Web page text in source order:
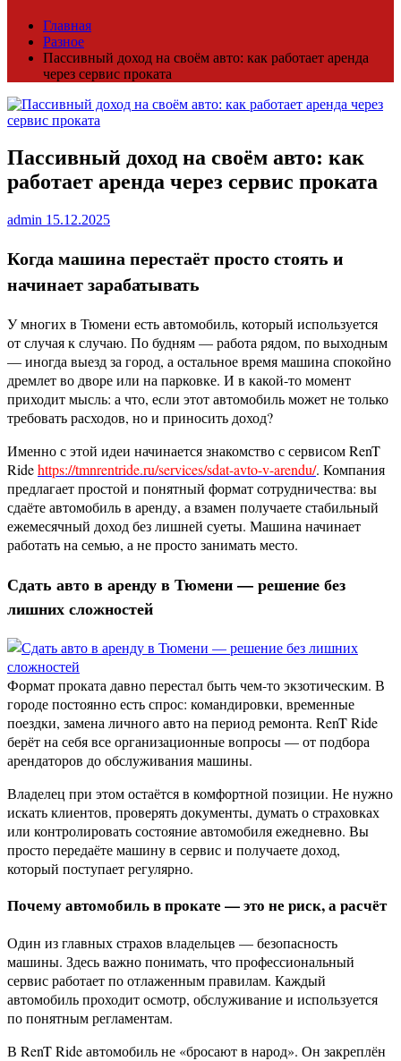
Главная
Разное
Пассивный доход на своём авто: как работает аренда
через сервис проката
Пассивный доход на своём авто: как
работает аренда через сервис проката
admin 15.12.2025
Когда машина перестаёт просто стоять и
начинает зарабатывать
У многих в Тюмени есть автомобиль, который используется
от случая к случаю. По будням — работа рядом, по выходным
— иногда выезд за город, а остальное время машина спокойно
дремлет во дворе или на парковке. И в какой-то момент
приходит мысль: а что, если этот автомобиль может не только
требовать расходов, но и приносить доход?
Именно с этой идеи начинается знакомство с сервисом RenT
Ridehttps://tmnrentride.ru/services/sdat-avto-v-arendu/. Компания
предлагает простой и понятный формат сотрудничества: вы
сдаёте автомобиль в аренду, а взамен получаете стабильный
ежемесячный доход без лишней суеты. Машина начинает
работать на семью, а не просто занимать место.
Сдать авто в аренду в Тюмени — решение без
лишних сложностей
Формат проката давно перестал быть чем-то экзотическим. В
городе постоянно есть спрос: командировки, временные
поездки, замена личного авто на период ремонта. RenT Ride
берёт на себя все организационные вопросы — от подбора
арендаторов до обслуживания машины.
Владелец при этом остаётся в комфортной позиции. Не нужно
искать клиентов, проверять документы, думать о страховках
или контролировать состояние автомобиля ежедневно. Вы
просто передаёте машину в сервис и получаете доход,
который поступает регулярно.
Почему автомобиль в прокате — это не риск, а расчёт
Один из главных страхов владельцев — безопасность
машины. Здесь важно понимать, что профессиональный
сервис работает по отлаженным правилам. Каждый
автомобиль проходит осмотр, обслуживание и используется
по понятным регламентам.
В RenT Ride автомобиль не «бросают в народ». Он закреплён